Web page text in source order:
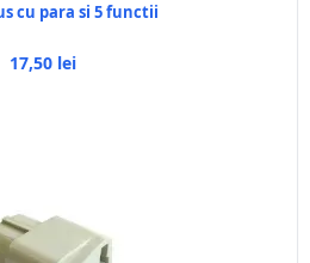
cu para si 5 functii
17,50 lei